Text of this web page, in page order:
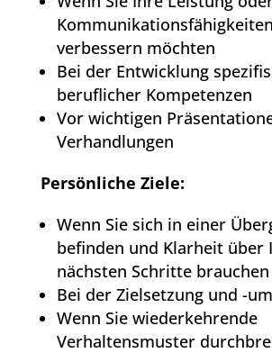
Kommunikationsfähigkeiten
verbessern möchten
Bei der Entwicklung
beruflicher Kompetenzen
Vor wichtigen
Verhandlungen
Persönliche Ziele:
Wenn Sie sich in einer
befinden und Klarheit über
nächsten Schritte brauchen
Bei der Zielsetzung und -
Wenn Sie wiederkehrende
Verhaltensmuster